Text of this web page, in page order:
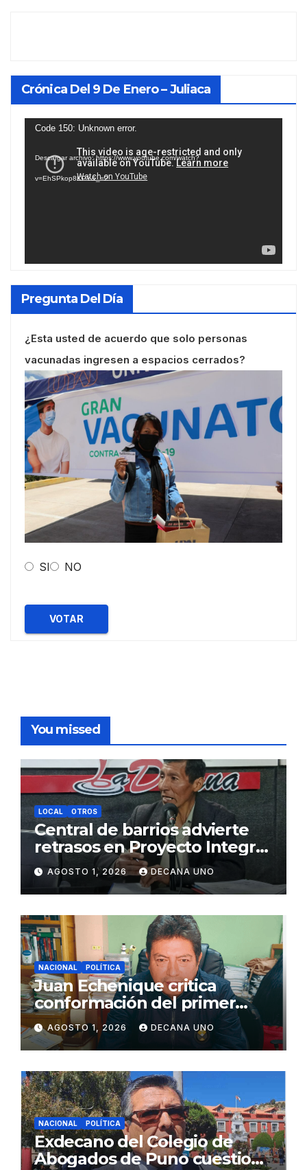
Crónica Del 9 De Enero – Juliaca
Reproductor
vídeo
Code 150: Unknown error.
Descargar archivo: https://www.youtube.com/watch?
v=EhSPkop8KPY&_=2
Pregunta Del Día
¿Esta usted de acuerdo que solo personas
vacunadas ingresen a espacios cerrados?
SI NO
VOTAR
You missed
LOCAL OTROS
Central de barrios advierte
retrasos en Proyecto Integral
de Agua y Alcantarillado para
Juliaca
AGOSTO 1, 2026 DECANA UNO
NACIONAL POLÍTICA
Juan Echenique critica
conformación del primer
gabinete ministerial de Keiko
Fujimori
AGOSTO 1, 2026 DECANA UNO
NACIONAL POLÍTICA
Exdecano del Colegio de
Abogados de Puno cuestiona